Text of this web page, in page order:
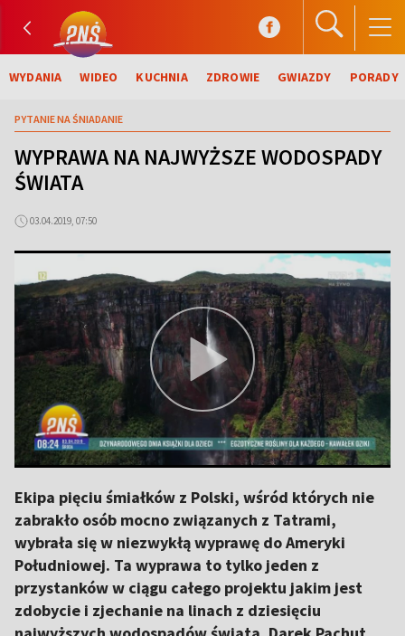
WYDANIA WIDEO KUCHNIA ZDROWIE GWIAZDY PORADY
PYTANIE NA ŚNIADANIE
WYPRAWA NA NAJWYŻSZE WODOSPADY
ŚWIATA
03.04.2019, 07:50
Ekipa pięciu śmiałków z Polski, wśród których nie
zabrakło osób mocno związanych z Tatrami,
wybrała się w niezwykłą wyprawę do Ameryki
Południowej. Ta wyprawa to tylko jeden z
przystanków w ciągu całego projektu jakim jest
zdobycie i zjechanie na linach z dziesięciu